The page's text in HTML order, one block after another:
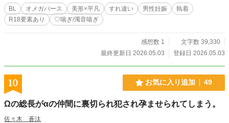
※男性妊娠表現あり(子が出てきます) ※R-18 (♡喘ぎ、濁点
喘ぎ、プロローグに無理矢理表現あり) ※この物語はフィクシ
ョンです
BL オメガバース 美形×平凡 すれ違い 男性妊娠
執着
R18要素あり
♡喘ぎ/濁音喘ぎ
感想数 1
文字数 39,330
最終更新日 2026.05.03
登録日 2026.05.03
10 お気に入り追加 49
Ωの総長がαの仲間に裏切られ犯され孕ませられてしまう。
佐々木 蒼汰